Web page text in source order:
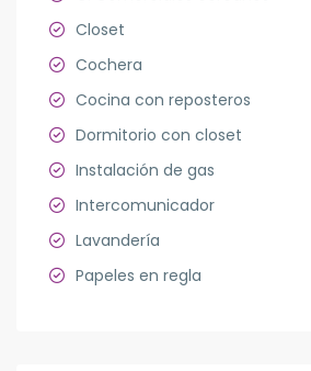
Closet
Cochera
Cocina con reposteros
Dormitorio con closet
Instalación de gas
Intercomunicador
Lavandería
Papeles en regla